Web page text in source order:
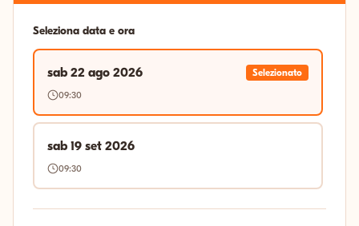
Seleziona data e ora
sab 22 ago 2026
Selezionato
09:30
sab 19 set 2026
09:30